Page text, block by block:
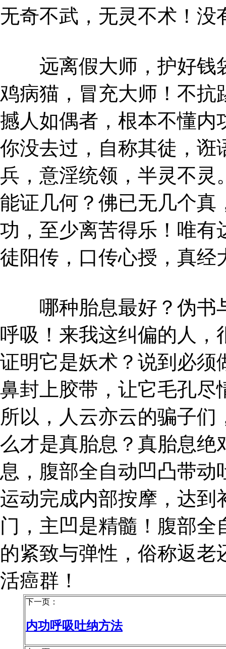
无奇不武，无灵不术！
远离假大师，护好钱
鸡病猫，冒充大师！不
撼人如偶者，根本不懂内
你没去过，自称其徒，诳
兵，意淫统领，半灵不灵
能证几何？佛已无几个真
功，至少离苦得乐！唯有
徒阳传，口传心授，真经
哪种胎息最好？伪书
呼吸！来我这纠偏的人，
证明它是妖术？说到必须
鼻封上胶带，让它毛孔尽
所以，人云亦云的骗子
么才是真胎息？真胎息绝
息，腹部全自动凹凸带
运动完成内部按摩，达到
门，主凹是精髓！腹部
的紧致与弹性，俗称返
活癌群！
下一页：
内功呼吸吐纳方法